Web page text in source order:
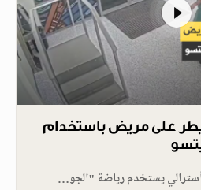
على مريض باستخدام
يستخدم رياضة "الجو…